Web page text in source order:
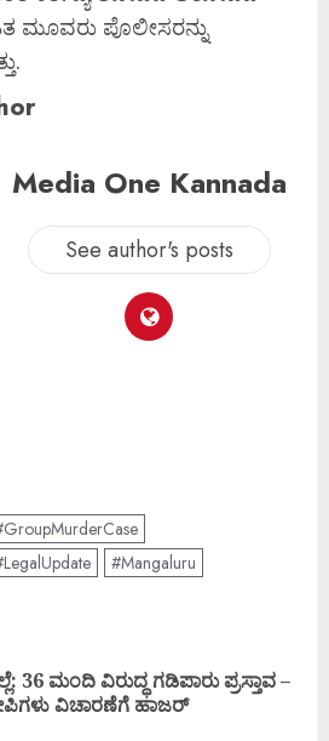
ಮೂವರು ಪೊಲೀಸರನ್ನು
Media One Kannada
See author's posts
#Mangaluru
36 ಮಂದಿ ವಿರುದ್ಧ ಗಡಿಪಾರು ಪ್ರಸ್ತಾವ –
ವಿಚಾರಣೆಗೆ ಹಾಜರ್